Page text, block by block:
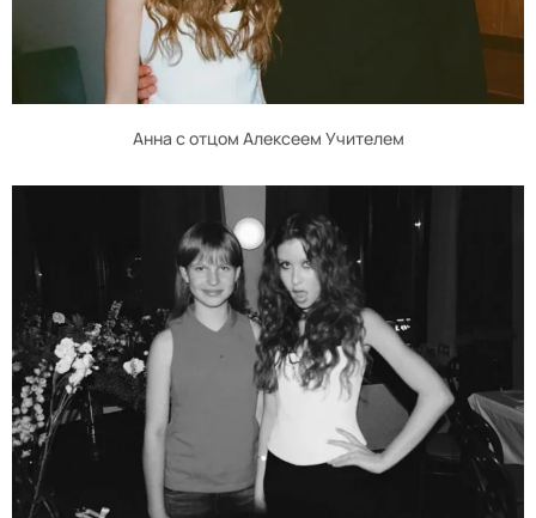
Анна с отцом Алексеем Учителем